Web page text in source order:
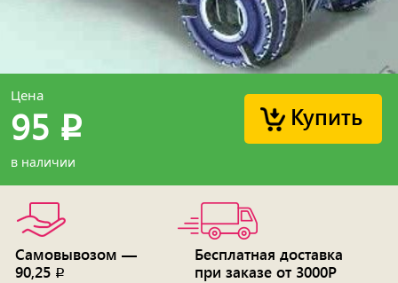
Купить
Цена
95 p
в наличии
Самовывозом —
90,25 p
Бесплатная доставка
при заказе от 3000Р